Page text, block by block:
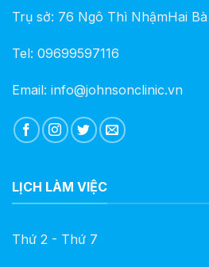
Trụ sở: 76 Ngô Thì NhậmHai
Tel: 09699597116
Email: info@johnsonclinic.vn
LỊCH LÀM VIỆC
Thứ 2 - Thứ 7